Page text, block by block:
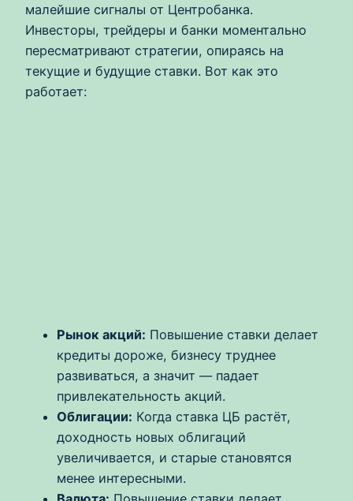
малейшие сигналы от Центробанка.
Инвесторы, трейдеры и банки моментально
пересматривают стратегии, опираясь на
текущие и будущие ставки. Вот как это
работает:
Рынок акций: Повышение ставки делает
кредиты дороже, бизнесу труднее
развиваться, а значит — падает
привлекательность акций.
Облигации: Когда ставка ЦБ растёт,
доходность новых облигаций
увеличивается, и старые становятся
менее интересными.